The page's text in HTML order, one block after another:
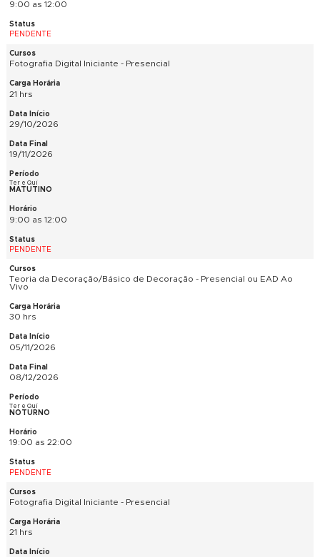
Seg e Qua
NOTURNO
19:00 as 22:00
Materiais e Revestimentos - Presencial
36 hrs
19/10/2026
30/11/2026
Seg e Qua
NOTURNO
19:00 as 22:00
História da Arte - Presencial e EAD Ao Vivo
48 hrs
20/10/2026
10/12/2026
Ter e Qui